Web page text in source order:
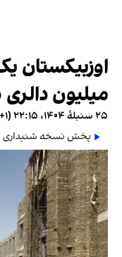
میلیون
۲۵ سنبلهٔ ۱۴۰۴، ۲۲:۱۵ (‎+۱ گرینویچ)
پخش نسخه شنیداری